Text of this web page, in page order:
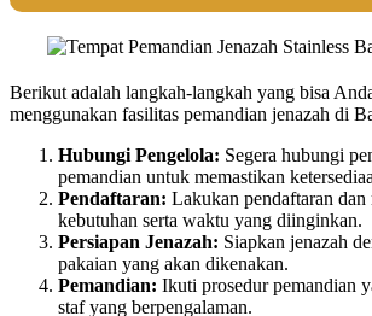
Berikut adalah langkah-langkah yang bisa
menggunakan fasilitas pemandian jenazah di
Hubungi Pengelola: Segera hubungi
pemandian untuk memastikan
Pendaftaran: Lakukan pendaftaran dan
kebutuhan serta waktu yang diinginkan.
Persiapan Jenazah: Siapkan jenazah
pakaian yang akan dikenakan.
Pemandian: Ikuti prosedur pemandian
staf yang berpengalaman.